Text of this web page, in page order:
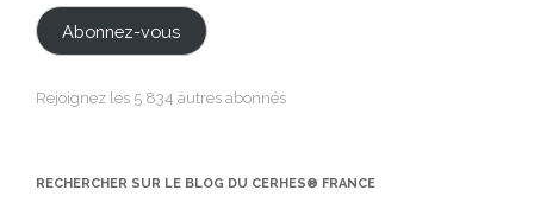
mail
Abonnez-vous
Rejoignez les 5 834 autres abonnés
RECHERCHER SUR LE BLOG DU CERHES® FRANCE